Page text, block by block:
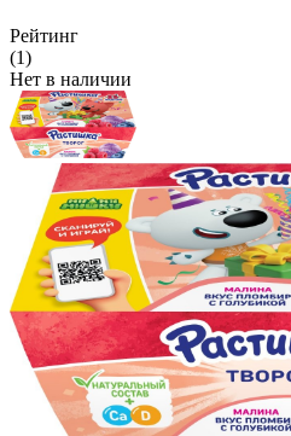
Рейтинг
(1)
Нет в наличии